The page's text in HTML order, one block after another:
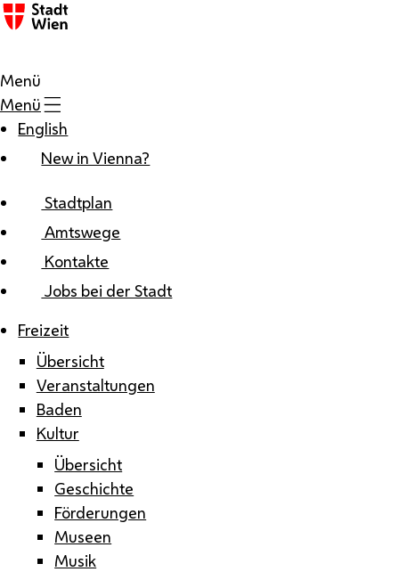
Zum Inhalt
Menü
Menü
English
New in Vienna?
Stadtplan
Amtswege
Kontakte
Jobs bei der Stadt
Freizeit
Übersicht
Veranstaltungen
Baden
Kultur
Übersicht
Geschichte
Förderungen
Museen
Musik